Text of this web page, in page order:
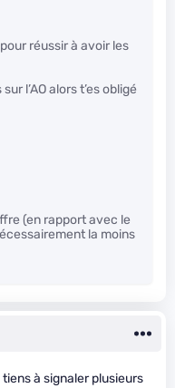
réussir à avoir les
l’AO alors t’es obligé
(en rapport avec le
la moins
à signaler plusieurs